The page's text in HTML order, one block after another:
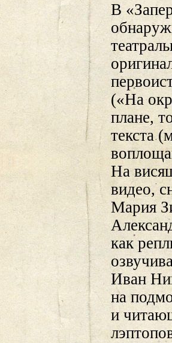
В
(«На
плане,
текста
На
видео,
Мария
как
Иван
на
и